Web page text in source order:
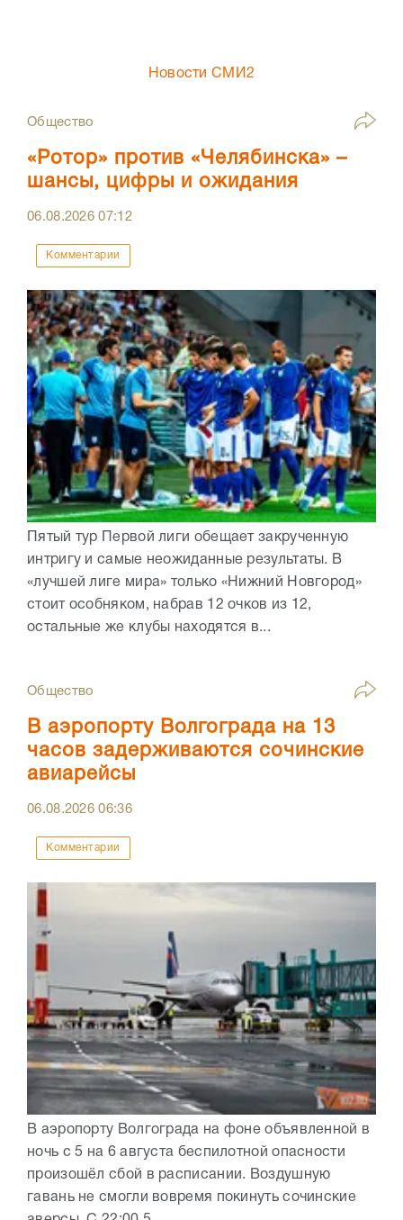
Новости СМИ2
Общество
«Ротор» против «Челябинска» –
шансы, цифры и ожидания
06.08.202607:12
Комментарии
Пятый тур Первой лиги обещает закрученную
интригу и самые неожиданные результаты. В
«лучшей лиге мира» только «Нижний Новгород»
стоит особняком, набрав 12 очков из 12,
остальные же клубы находятся в...
Общество
В аэропорту Волгограда на 13
часов задерживаются сочинские
авиарейсы
06.08.202606:36
Комментарии
В аэропорту Волгограда на фоне объявленной в
ночь с 5 на 6 августа беспилотной опасности
произошёл сбой в расписании. Воздушную
гавань не смогли вовремя покинуть сочинские